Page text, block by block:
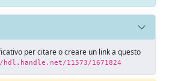
per citare o creare un link a questo
11573/1671824